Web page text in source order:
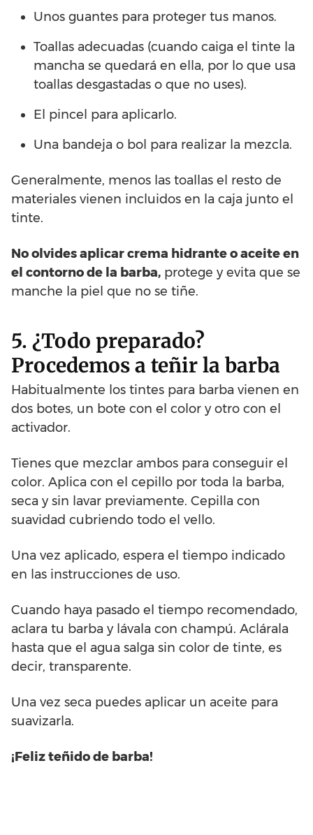
Unos guantes para proteger tus manos.
Toallas adecuadas (cuando caiga el tinte la
mancha se quedará en ella, por lo que usa
toallas desgastadas o que no uses).
El pincel para aplicarlo.
Una bandeja o bol para realizar la mezcla.
Generalmente, menos las toallas el resto de
materiales vienen incluidos en la caja junto el
tinte.
No olvides aplicar crema hidrante o aceite en
el contorno de la barba, protege y evita que se
manche la piel que no se tiñe.
5. ¿Todo preparado?
Procedemos a teñir la barba
Habitualmente los tintes para barba vienen en
dos botes, un bote con el color y otro con el
activador.
Tienes que mezclar ambos para conseguir el
color. Aplica con el cepillo por toda la barba,
seca y sin lavar previamente. Cepilla con
suavidad cubriendo todo el vello.
Una vez aplicado, espera el tiempo indicado
en las instrucciones de uso.
Cuando haya pasado el tiempo recomendado,
aclara tu barba y lávala con champú. Aclárala
hasta que el agua salga sin color de tinte, es
decir, transparente.
Una vez seca puedes aplicar un aceite para
suavizarla.
¡Feliz teñido de barba!